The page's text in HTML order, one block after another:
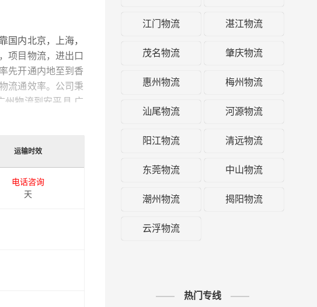
国内北京，上海，
项目物流，进出口
先开通内地至到香
流通效率。公司秉
州物流到安平县,广
运输时效
电话咨询
天
江门物流 湛江物流
茂名物流 肇庆物流
惠州物流 梅州物流
汕尾物流 河源物流
阳江物流 清远物流
东莞物流 中山物流
潮州物流 揭阳物流
云浮物流
热门专线